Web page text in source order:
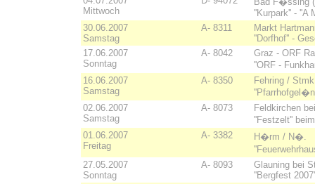
Mittwoch
''Kurpark'' - ''A
30.06.2007
Samstag
A- 8311
Markt
''Dorfhof'' -
17.06.2007
Sonntag
A- 8042
Graz - ORF
''ORF -
16.06.2007
Samstag
A- 8350
Fehring /
02.06.2007
Samstag
A- 8073
Feldkirchen
''Festzelt''
01.06.2007
Freitag
A- 3382
H�rm / N�.
27.05.2007
Sonntag
A- 8093
Glauning bei
''Bergfest